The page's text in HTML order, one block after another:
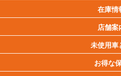
在庫情
店舗案
未使用車
お得な